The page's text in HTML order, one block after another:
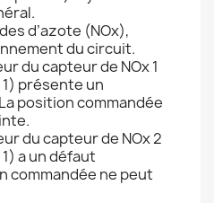
d’azote (NOx),
du circuit.
du capteur de NOx 1
présente un
position commandée
du capteur de NOx 2
a un défaut
commandée ne peut